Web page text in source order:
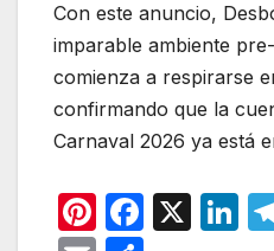
Con este anuncio,
imparable ambiente
comienza a respirarse
confirmando que la
Carnaval 2026 ya está
Pi F
X
Li